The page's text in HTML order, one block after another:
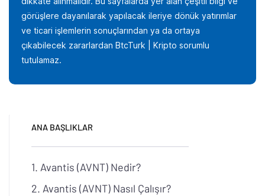
görüşlere dayanılarak yapılacak ileriye dönük yatırımlar
ve ticari işlemlerin sonuçlarından ya da ortaya
çıkabilecek zararlardan BtcTurk | Kripto sorumlu
tutulamaz.
ANA BAŞLIKLAR
Avantis (AVNT) Nedir?
Avantis (AVNT) Nasıl Çalışır?